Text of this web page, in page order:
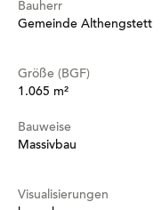
Bauherr
Gemeinde Althengstett
Größe (BGF)
1.065 m²
Bauweise
Massivbau
Visualisierungen